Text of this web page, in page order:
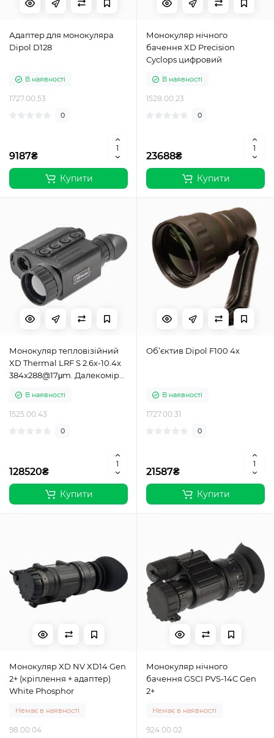
Адаптер для монокуляра
Dipol D128
В наявності
1727.00.53
0
9187₴
Купити
Монокуляр нічного
бачення XD Precision
Cyclops цифровий
В наявності
1528.00.23
0
23688₴
Купити
Монокуляр тепловізійний
XD Thermal LRF S 2.6x-10.4x
384x288@17μm. Далекомір
В наявності
1525.00.43
0
128520₴
Купити
Об’єктив Dipol F100 4х
В наявності
1727.00.31
0
21587₴
Купити
Монокуляр XD NV XD14 Gen
2+ (кріплення + адаптер)
White Phosphor
Немає в наявності
98.00.04
Монокуляр нічного
бачення GSCI PVS-14C Gen
2+
Немає в наявності
924.00.02